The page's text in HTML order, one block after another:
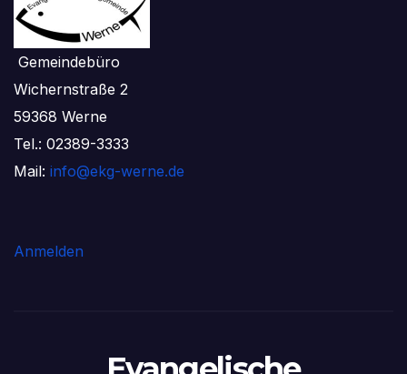
Gemeindebüro
Wichernstraße 2
59368 Werne
Tel.: 02389-3333
Mail: info@ekg-werne.de
Anmelden